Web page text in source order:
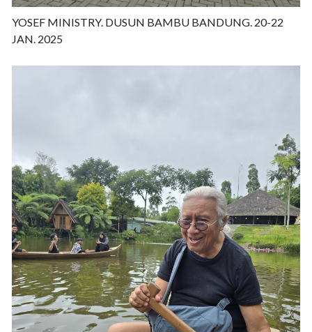
YOSEF MINISTRY. DUSUN BAMBU BANDUNG. 20-22
JAN. 2025